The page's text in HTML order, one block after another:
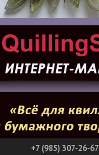
+7 (985) 307-26-67